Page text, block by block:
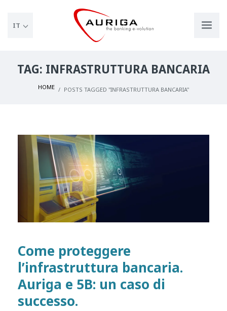
IT
TAG: INFRASTRUTTURA BANCARIA
HOME POSTS TAGGED "INFRASTRUTTURA BANCARIA"
Come proteggere
l’infrastruttura bancaria.
Auriga e 5B: un caso di
successo.